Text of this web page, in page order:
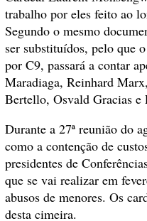
trabalho por eles feito ao
Segundo o mesmo
ser substituídos, pelo que
por C9, passará a contar
Maradiaga, Reinhard
Bertello, Osvald Gracias e
Durante a 27ª reunião do
como a contenção de
presidentes de
que se vai realizar em
abusos de menores. Os
desta cimeira.